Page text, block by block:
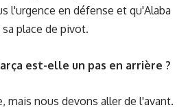
l'urgence en défense et qu'Alaba
place de pivot.
est-elle un pas en arrière ?
mais nous devons aller de l'avant.